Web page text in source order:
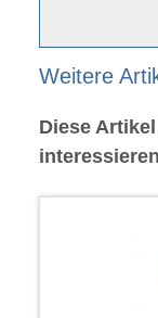
Weitere
Diese
interessieren